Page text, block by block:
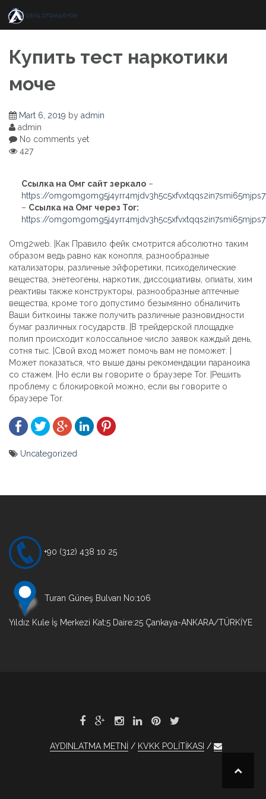
content
Купить тест наркотики
моче
Mart 6, 2019 by admin
admin
No comments yet
427
Ссылка на Омг сайт зеркало –
https://
– Ссылка на Омг через Tor:
https://
Omg2web. |Как Правило фейк смотрится абсолютно таким
образом ведь равно как конопля, разнообразные
катализаторы, различные эйфоретики, психоделические
вещества, энетеогены, наркотик, диссоциативы, опиаты, хим
реактивы также конструкторы, разнообразные аптечные
вещества, кроме того допустимо безымянно обналичить
Ваши биткоины также получить различные разновидности
бумаг различных государств. |В трейдерской площадке
полип происходит колоссальное число заявок каждый день,
сотня тыс. |Свой вход может помочь вам не поможет. |
Может показаться, что выше даны рекомендации параноика
со стажем. |Но если вы говорите о браузере Tor. |Решить
проблему с блокировкой можно, если вы говорите о
браузере Tor.
Uncategorized
+90 (312) 438 10 25
Turan Güneş Bulvarı No:106
Yıldız Kule İş Merkezi Kat:5 Daire:25 Çankaya-ANKARA/TÜRKİYE
AYDINLATMA METNİ KVKK POLİTİKASI